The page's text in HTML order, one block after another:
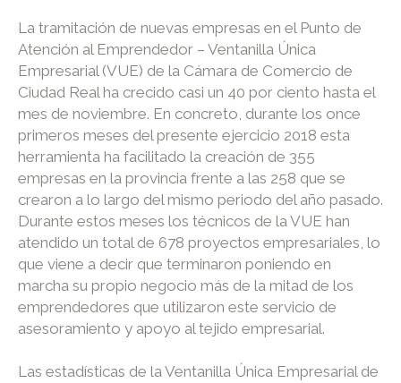
La tramitación de nuevas empresas en el Punto de
Atención al Emprendedor – Ventanilla Única
Empresarial (VUE) de la Cámara de Comercio de
Ciudad Real ha crecido casi un 40 por ciento hasta el
mes de noviembre. En concreto, durante los once
primeros meses del presente ejercicio 2018 esta
herramienta ha facilitado la creación de 355
empresas en la provincia frente a las 258 que se
crearon a lo largo del mismo periodo del año pasado.
Durante estos meses los técnicos de la VUE han
atendido un total de 678 proyectos empresariales, lo
que viene a decir que terminaron poniendo en
marcha su propio negocio más de la mitad de los
emprendedores que utilizaron este servicio de
asesoramiento y apoyo al tejido empresarial.
Las estadísticas de la Ventanilla Única Empresarial de